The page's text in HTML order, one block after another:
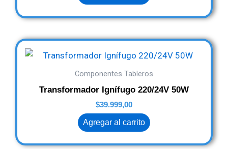
Componentes Tableros
Transformador Ignífugo 220/24V 50W
$39.999,00
Agregar al carrito